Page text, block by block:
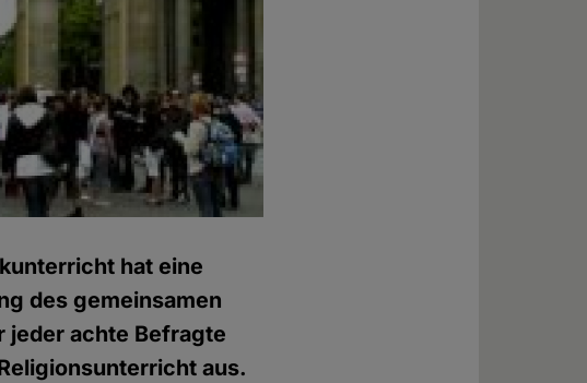
hat eine
des gemeinsamen
jeder achte Befragte
aus.